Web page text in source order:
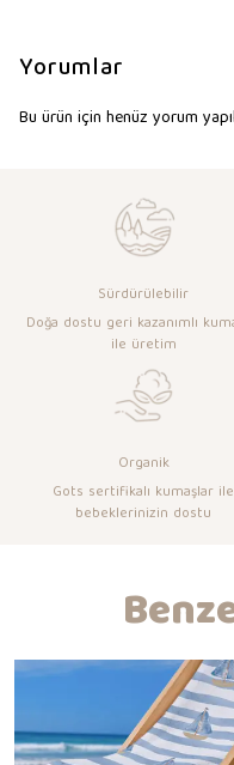
Yorumlar
Bu ürün için henüz yorum
Sürdürülebilir
Doğa dostu geri kazanımlı
ile üretim
Organik
Gots sertifikalı kumaşlar ile
bebeklerinizin dostu